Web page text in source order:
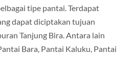
tipe pantai. Terdapat
dapat diciptakan tujuan
Tanjung Bira. Antara lain
Bara, Pantai Kaluku, Pantai